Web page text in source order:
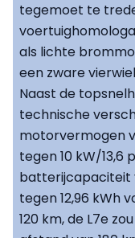
tegemoet te
als lichte
een zware
Naast de
technische
motorvermogen
tegen 10 kW/13,6
batterijcapaciteit
tegen 12,96 kWh
120 km, de L7e